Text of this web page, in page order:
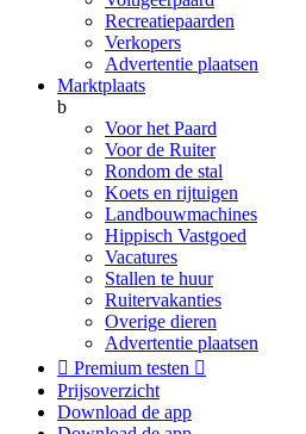
Recreatiepaarden
Verkopers
Advertentie plaatsen
Marktplaats
b
Voor het Paard
Voor de Ruiter
Rondom de stal
Koets en rijtuigen
Landbouwmachines
Hippisch Vastgoed
Vacatures
Stallen te huur
Ruitervakanties
Overige dieren
Advertentie plaatsen
 Premium testen 
Prijsoverzicht
Download de app